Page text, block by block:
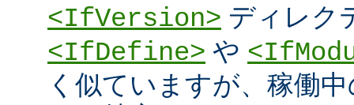
<IfVersion> ディレク
<IfDefine> や
く似ていますが、稼働